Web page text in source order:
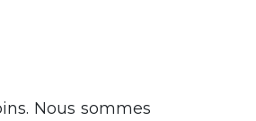
Nous sommes